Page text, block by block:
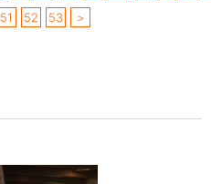
51 52 53 ＞